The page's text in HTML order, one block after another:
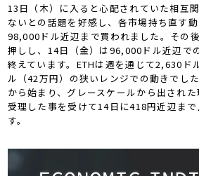
13日（木）に入ると心配されていた相互
ないとの話題を好感し、各市場持ち直す
98,000ドル近辺まで買われました。その
押しし、14日（金）は96,000ドル近辺で
終えています。ETHは週を通じて2,630ド
ル（42万円）の狭いレンジでの動きでし
から始まり、グレースケールから出され
受理した事を受けて14日に418円近辺ま
す。